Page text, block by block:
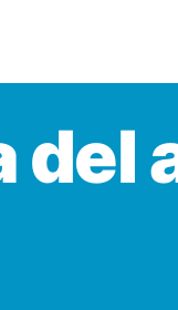
del